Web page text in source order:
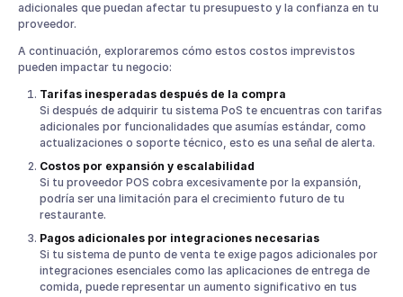
adicionales que puedan afectar tu presupuesto y la confianza en tu
proveedor.
A continuación, exploraremos cómo estos costos imprevistos
pueden impactar tu negocio:
Tarifas inesperadas después de la compra
Si después de adquirir tu sistema PoS te encuentras con tarifas
adicionales por funcionalidades que asumías estándar, como
actualizaciones o soporte técnico, esto es una señal de alerta.
Costos por expansión y escalabilidad
Si tu proveedor POS cobra excesivamente por la expansión,
podría ser una limitación para el crecimiento futuro de tu
restaurante.
Pagos adicionales por integraciones necesarias
Si tu sistema de punto de venta te exige pagos adicionales por
integraciones esenciales como las aplicaciones de entrega de
comida, puede representar un aumento significativo en tus